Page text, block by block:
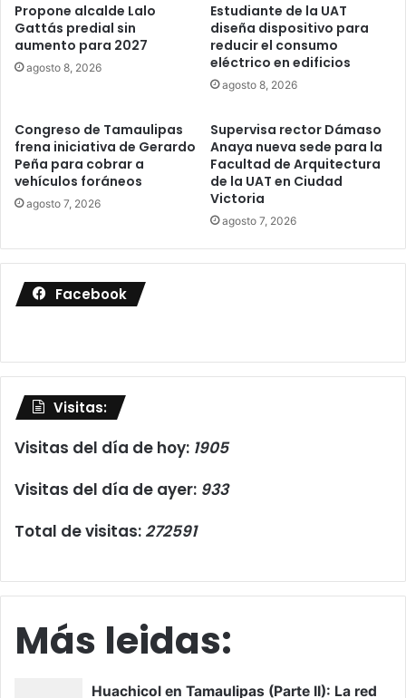
Propone alcalde Lalo
Gattás predial sin
aumento para 2027
agosto 8, 2026
Estudiante de la UAT
diseña dispositivo para
reducir el consumo
eléctrico en edificios
agosto 8, 2026
Congreso de Tamaulipas
frena iniciativa de Gerardo
Peña para cobrar a
vehículos foráneos
agosto 7, 2026
Supervisa rector Dámaso
Anaya nueva sede para la
Facultad de Arquitectura
de la UAT en Ciudad
Victoria
agosto 7, 2026
Facebook
Visitas:
Visitas del día de hoy: 1905
Visitas del día de ayer: 933
Total de visitas: 272591
Más leidas: